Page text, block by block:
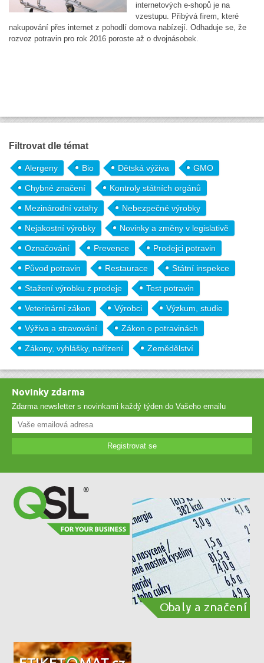
internetových e-shopů je na
vzestupu. Přibývá firem, které
nakupování přes internet z pohodlí domova nabízejí. Odhaduje se, že
rozvoz potravin pro rok 2016 poroste až o dvojnásobek.
Filtrovat dle témat
Alergeny Bio Dětská výživa GMO
Chybné značení Kontroly státních orgánů
Mezinárodní vztahy Nebezpečné výrobky
Nejakostní výrobky Novinky a změny v legislativě
Označování Prevence Prodejci potravin
Původ potravin Restaurace Státní inspekce
Stažení výrobku z prodeje Test potravin
Veterinární zákon Výrobci Výzkum, studie
Výživa a stravování Zákon o potravinách
Zákony, vyhlášky, nařízení Zemědělství
Novinky zdarma
Zdarma newsletter s novinkami každý týden do Vašeho emailu
Registrovat se